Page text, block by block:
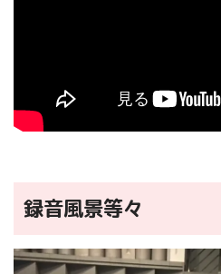
録音風景等々